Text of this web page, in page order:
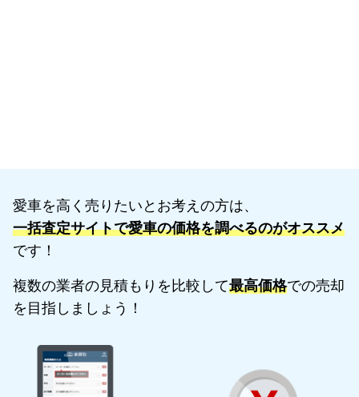
愛車を高く売りたいとお考えの方は、
一括査定サイトで愛車の価格を調べるのがオススメ
です！
複数の業者の見積もりを比較して最高価格での売却
を目指しましょう！